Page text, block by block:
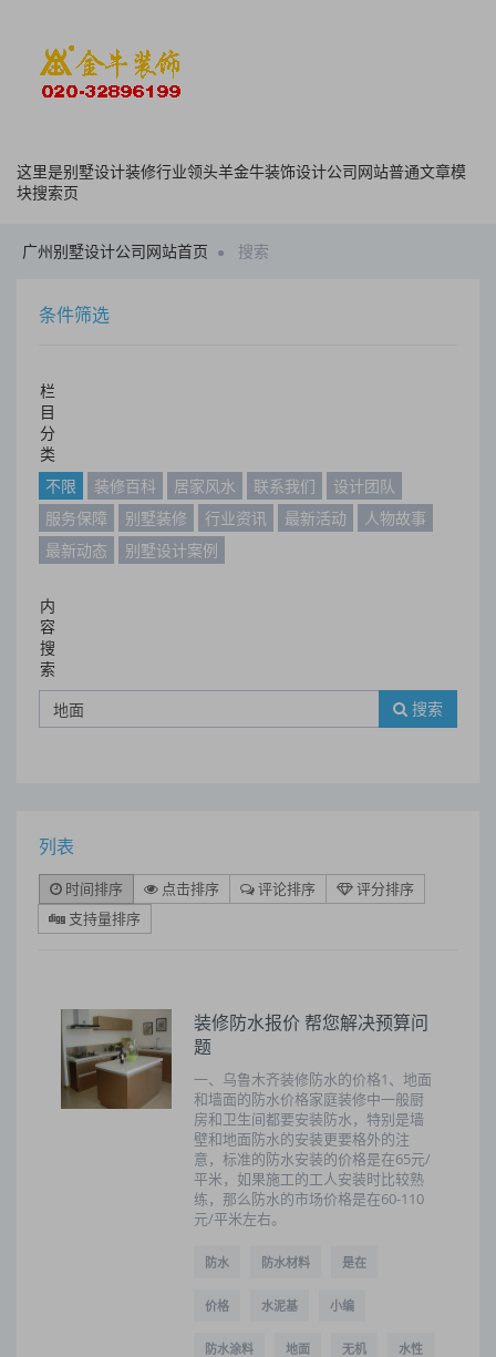
这里是别墅设计装修行业领头羊金牛装饰设计公司网站普通文章模
块搜索页
广州别墅设计公司网站首页 搜索
条件筛选
栏
目
分
类
不限
装修百科 居家风水 联系我们
设计团队
服务保障
别墅装修 行业资讯 最新活动
人物故事
最新动态
别墅设计案例
内
容
搜
索
搜索
列表
时间排序 点击排序 评论排序
评分排序
支持量排序
装修防水报价 帮您解决预算问
题
一、乌鲁木齐装修防水的价格1、地面
和墙面的防水价格家庭装修中一般厨
房和卫生间都要安装防水，特别是墙
壁和地面防水的安装更要格外的注
意，标准的防水安装的价格是在65元/
平米，如果施工的工人安装时比较熟
练，那么防水的市场价格是在60-110
元/平米左右。
防水 防水材料 是在
价格 水泥基 小编
防水涂料 地面 无机 水性